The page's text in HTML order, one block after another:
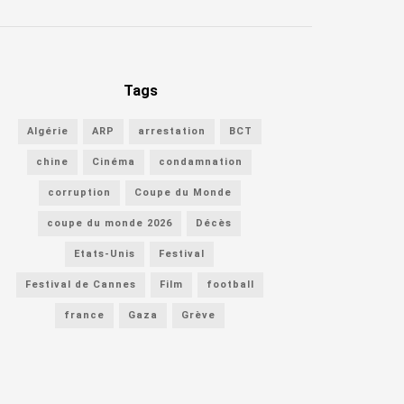
Tags
Algérie ARP arrestation BCT
chine Cinéma condamnation
corruption Coupe du Monde
coupe du monde 2026 Décès
Etats-Unis Festival
Festival de Cannes Film football
france Gaza Grève